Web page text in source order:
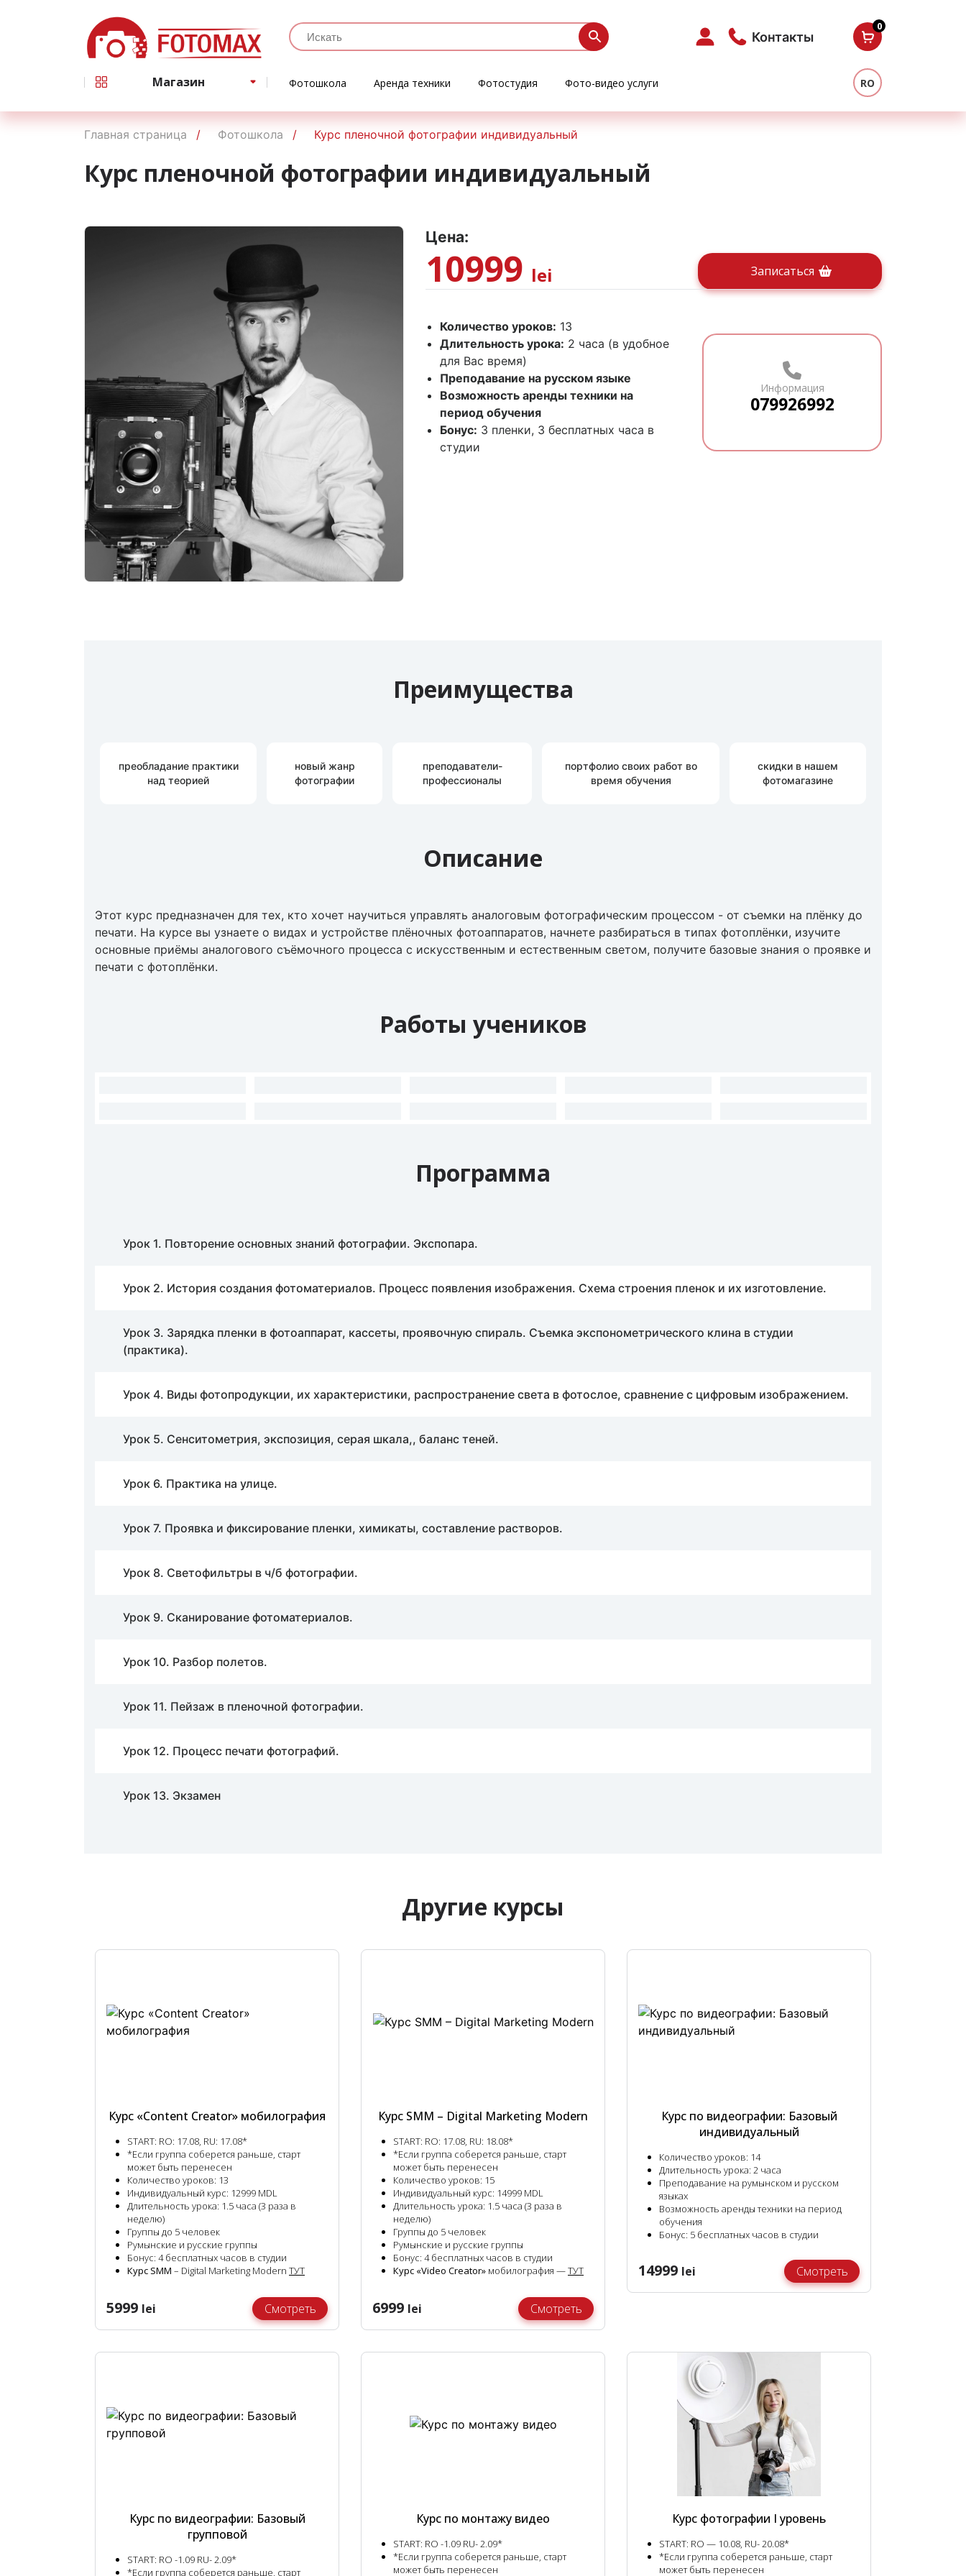
Контакты
0
Магазин Фотошкола Аренда техники Фотостудия Фото-видео услуги RO
Главная страница Фотошкола Курс пленочной фотографии индивидуальный
Курс пленочной фотографии индивидуальный
Цена:
10999 lei Записаться
Количество уроков: 13
Длительность урока: 2 часа (в удобное
для Вас время)
Преподавание на русском языке
Возможность аренды техники на
период обучения
Бонус: 3 пленки, 3 бесплатных часа в
студии
Информация
079926992
Преимущества
преобладание практики
над теорией
новый жанр
фотографии
преподаватели-
профессионалы
портфолио своих работ во
время обучения
скидки в нашем
фотомагазине
Описание
Этот курс предназначен для тех, кто хочет научиться управлять аналоговым фотографическим процессом - от съемки на плёнку до
печати. На курсе вы узнаете о видах и устройстве плёночных фотоаппаратов, начнете разбираться в типах фотоплёнки, изучите
основные приёмы аналогового съёмочного процесса с искусственным и естественным светом, получите базовые знания о проявке и
печати с фотоплёнки.
Работы учеников
Программа
Урок 1. Повторение основных знаний фотографии. Экспопара.
Урок 2. История создания фотоматериалов. Процесс появления изображения. Схема строения пленок и их изготовление.
Урок 3. Зарядка пленки в фотоаппарат, кассеты, проявочную спираль. Съемка экспонометрического клина в студии
(практика).
Урок 4. Виды фотопродукции, их характеристики, распространение света в фотослое, сравнение с цифровым изображением.
Урок 5. Сенситометрия, экспозиция, серая шкала,, баланс теней.
Урок 6. Практика на улице.
Урок 7. Проявка и фиксирование пленки, химикаты, составление растворов.
Урок 8. Светофильтры в ч/б фотографии.
Урок 9. Сканирование фотоматериалов.
Урок 10. Разбор полетов.
Урок 11. Пейзаж в пленочной фотографии.
Урок 12. Процесс печати фотографий.
Урок 13. Экзамен
Другие курсы
Курс «Content Creator» мобилография
START: RO: 17.08, RU: 17.08*
*Если группа соберется раньше, старт
может быть перенесен
Количество уроков: 13
Индивидуальный курс: 12999 MDL
Длительность урока: 1.5 часа (3 раза в
неделю)
Группы до 5 человек
Румынские и русские группы
Бонус: 4 бесплатных часов в студии
Курс SMM – Digital Marketing Modern ТУТ
5999 lei Смотреть
Курс SMM – Digital Marketing Modern
START: RO: 17.08, RU: 18.08*
*Если группа соберется раньше, старт
может быть перенесен
Количество уроков: 15
Индивидуальный курс: 14999 MDL
Длительность урока: 1.5 часа (3 раза в
неделю)
Группы до 5 человек
Румынские и русские группы
Бонус: 4 бесплатных часов в студии
Курс «Video Creator» мобилография —ТУТ
6999 lei Смотреть
Курс по видеографии: Базовый
индивидуальный
Количество уроков: 14
Длительность урока: 2 часа
Преподавание на румынском и русском
языках
Возможность аренды техники на период
обучения
Бонус: 5 бесплатных часов в студии
14999 lei Смотреть
Курс по видеографии: Базовый
групповой
START: RO -1.09 RU- 2.09*
*Если группа соберется раньше, старт
Курс по монтажу видео
START: RO -1.09 RU- 2.09*
*Если группа соберется раньше, старт
может быть перенесен
Курс фотографии I уровень
START: RO — 10.08, RU- 20.08*
*Если группа соберется раньше, старт
может быть перенесен